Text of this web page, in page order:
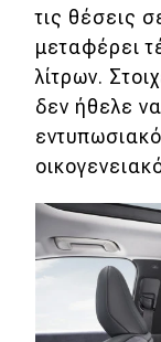
Οδική
eDRIVE
DRIVE
τις θέσεις
μεταφέρει
λίτρων.
δεν ήθελε